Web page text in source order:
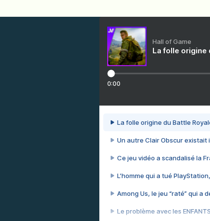
Hall of Game
La folle origine
0:00
La folle origine du Battle
Un autre Clair Obscur existait
Ce jeu vidéo a scandalisé la
L’homme qui a tué
Among Us, le jeu “raté” qui a
Le problème avec les